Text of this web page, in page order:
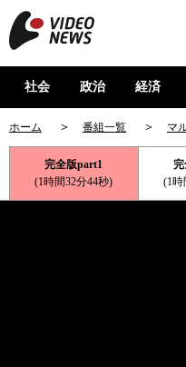
社会 政治 経済
ホーム 番組一覧 マ
完全版part1
(1時間32分44秒)
(1時